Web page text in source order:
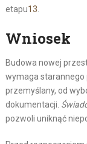
etapu13.
Wniosek
Budowa nowej
wymaga starannego
przemyślany, od
dokumentacji.
pozwoli uniknąć